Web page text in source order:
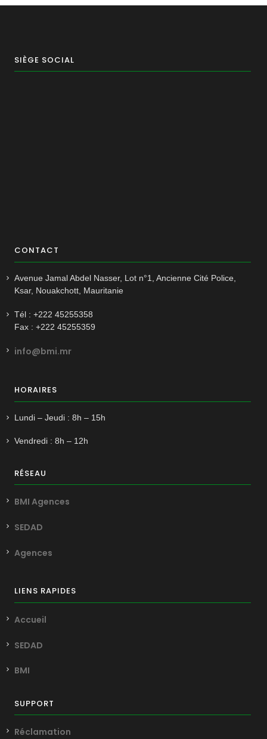
SIÈGE SOCIAL
CONTACT
Avenue Jamal Abdel Nasser, Lot n°1, Ancienne Cité Police,
Ksar, Nouakchott, Mauritanie
Tél : +222 45255358
Fax : +222 45255359
info@bmi.mr
HORAIRES
Lundi – Jeudi : 8h – 15h
Vendredi : 8h – 12h
RÉSEAU
BMI Agences
SEDAD
Agences
LIENS RAPIDES
Accueil
SEDAD
BMI
SUPPORT
Réclamation